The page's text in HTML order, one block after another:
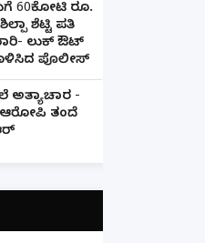
60ಕೋಟಿ ರೂ.
ಶೆಟ್ಟಿ ಪತಿ
ಲುಕ್ ಔಟ್
ಪೊಲೀಸ್
ಅತ್ಯಾಚಾರ -
ತಂದೆ